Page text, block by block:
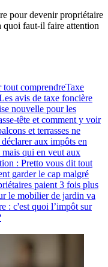
pour devenir propriétaire
quoi faut-il faire attention
tout comprendreTaxe
avis de taxe foncière
nouvelle pour les
tête et comment y voir
et terrasses ne
aux impôts en
qui en veut aux
: Pretto vous dit tout
garder le cap malgré
paient 3 fois plus
le mobilier de jardin va
: c'est quoi l’impôt sur